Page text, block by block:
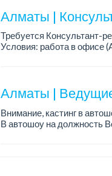
Алматы |
Требуется Консультант-
Условия: работа в офисе
Алматы |
Внимание, кастинг в
В автошоу на должность